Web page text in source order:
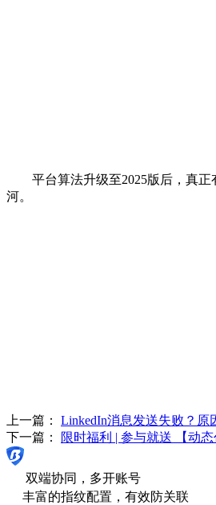
平台算法升级至2025版后，真正
河。
上一篇： LinkedIn消息发送失败？原
下一篇：
限时福利 | 参与就送 【动
双端协同，多开账号
丰富的指纹配置，有效防关联